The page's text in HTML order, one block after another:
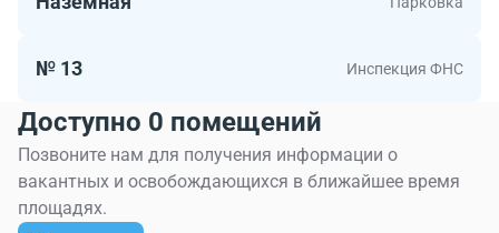
№ 13 Инспекция ФНС
Доступно 0 помещений
Позвоните нам для получения информации о
вакантных и освобождающихся в ближайшее время
площадях.